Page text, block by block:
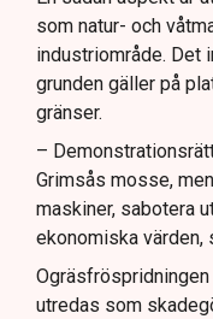
som natur- och
industriområde. Det
grunden gäller på
gränser.
–
Grimsås mosse,
maskiner, sabotera
ekonomiska värden,
utredas som